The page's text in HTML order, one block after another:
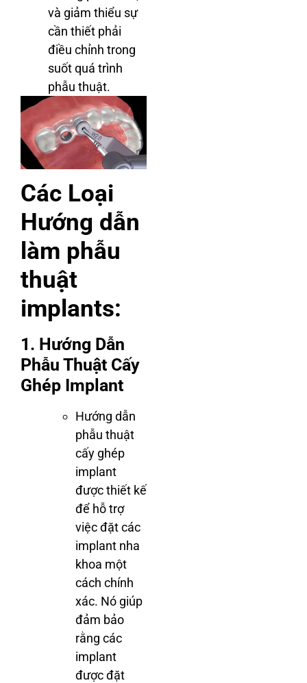
và giảm thiểu sự
cần thiết phải
điều chỉnh trong
suốt quá trình
phẫu thuật.
Các Loại
Hướng dẫn
làm phẫu
thuật
implants:
1. Hướng Dẫn
Phẫu Thuật Cấy
Ghép Implant
Hướng dẫn
phẫu thuật
cấy ghép
implant
được thiết kế
để hỗ trợ
việc đặt các
implant nha
khoa một
cách chính
xác. Nó giúp
đảm bảo
rằng các
implant
được đặt